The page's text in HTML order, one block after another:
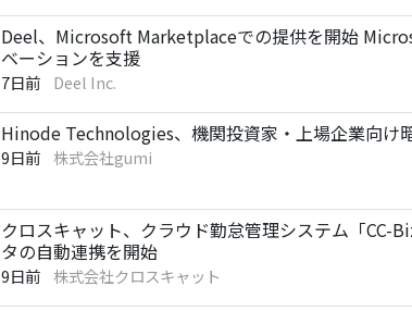
Deel、Microsoft Marketplaceでの提供を開始
ベーションを支援
7日前 Deel Inc.
Hinode Technologies、機関投資家・上場企業向け
9日前 株式会社gumi
クロスキャット、クラウド勤怠管理システム「CC-
タの自動連携を開始
9日前 株式会社クロスキャット